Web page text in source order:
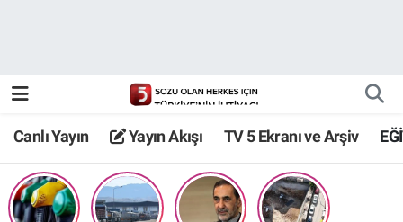
Canlı Yayın Yayın Akışı TV 5 Ekranı ve Arşiv
TV 5 Ekranı ve Arşiv